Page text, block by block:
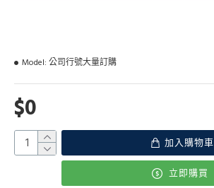
$0
Model: 公司行號大量訂購
加入購物車
立即購買